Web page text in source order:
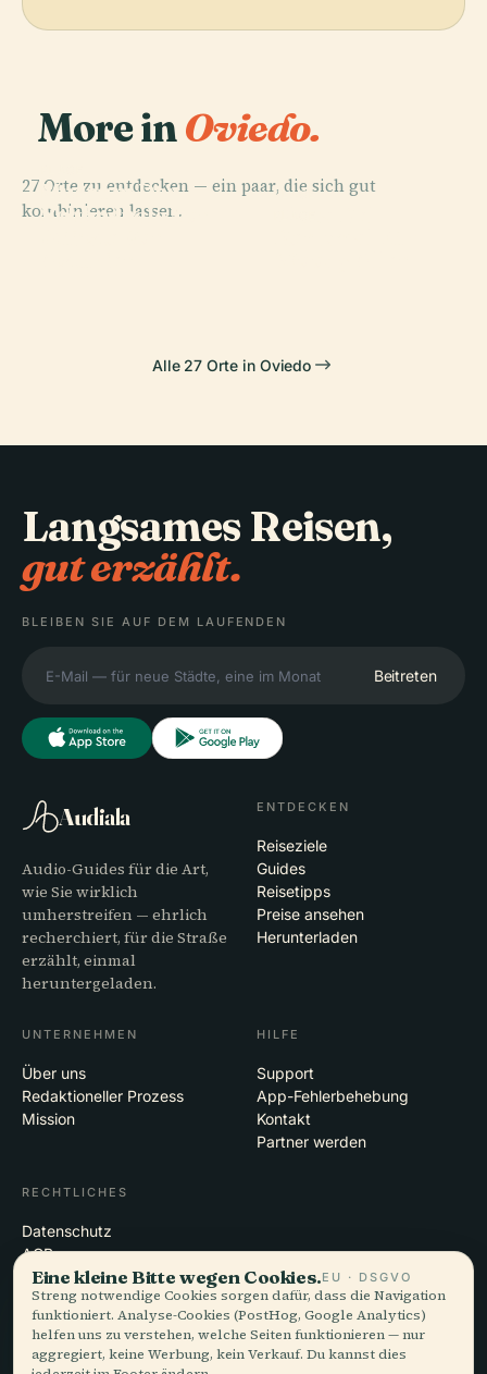
More inOviedo.
27 Orte zu entdecken — ein paar, die sich gut
kombinieren lassen.
PLACE
Kathedrale Von
PLACE
Museum Der
Schönen
Alle 27 Orte in Oviedo
Langsames Reisen,
gut erzählt.
BLEIBEN SIE AUF DEM LAUFENDEN
Beitreten
Audiala
Audio-Guides für die Art,
wie Sie wirklich
umherstreifen — ehrlich
recherchiert, für die Straße
erzählt, einmal
heruntergeladen.
ENTDECKEN
Reiseziele
Guides
Reisetipps
Preise ansehen
Herunterladen
UNTERNEHMEN
Über uns
Redaktioneller Prozess
Mission
HILFE
Support
App-Fehlerbehebung
Kontakt
Partner werden
RECHTLICHES
Datenschutz
AGB
Cookie-Einstellungen
Konto löschen
Eine kleine Bitte wegen Cookies.EU · DSGVO
Streng notwendige Cookies sorgen dafür, dass die Navigation
funktioniert. Analyse-Cookies (PostHog, Google Analytics)
helfen uns zu verstehen, welche Seiten funktionieren — nur
aggregiert, keine Werbung, kein Verkauf. Du kannst dies